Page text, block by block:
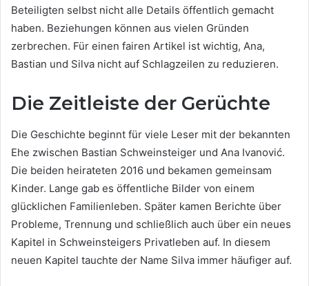
Beteiligten selbst nicht alle Details öffentlich gemacht
haben. Beziehungen können aus vielen Gründen
zerbrechen. Für einen fairen Artikel ist wichtig, Ana,
Bastian und Silva nicht auf Schlagzeilen zu reduzieren.
Die Zeitleiste der Gerüchte
Die Geschichte beginnt für viele Leser mit der bekannten
Ehe zwischen Bastian Schweinsteiger und Ana Ivanović.
Die beiden heirateten 2016 und bekamen gemeinsam
Kinder. Lange gab es öffentliche Bilder von einem
glücklichen Familienleben. Später kamen Berichte über
Probleme, Trennung und schließlich auch über ein neues
Kapitel in Schweinsteigers Privatleben auf. In diesem
neuen Kapitel tauchte der Name Silva immer häufiger auf.